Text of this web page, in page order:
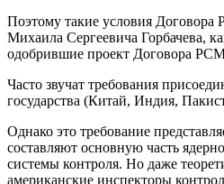
Поэтому такие условия Договора
Михаила Сергеевича Горбачева,
одобрившие проект Договора
Часто звучат требования
государства (Китай, Индия,
Однако это требование
составляют основную часть
системы контроля. Но даже
американские инспекторы